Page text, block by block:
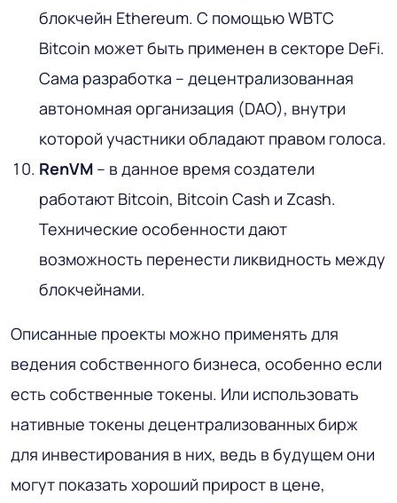
блокчейн Ethereum. С помощью WBTC
Bitcoin может быть применен в секторе DeFi.
Сама разработка – децентрализованная
автономная организация (DAO), внутри
которой участники обладают правом голоса.
RenVM – в данное время создатели
работают Bitcoin, Bitcoin Cash и Zcash.
Технические особенности дают
возможность перенести ликвидность между
блокчейнами.
Описанные проекты можно применять для
ведения собственного бизнеса, особенно если
есть собственные токены. Или использовать
нативные токены децентрализованных бирж
для инвестирования в них, ведь в будущем они
могут показать хороший прирост в цене,